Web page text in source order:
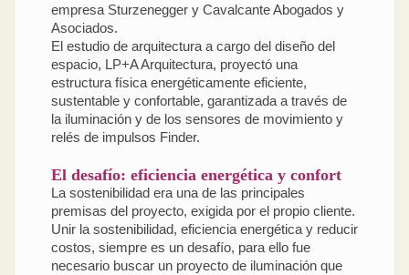
empresa Sturzenegger y Cavalcante Abogados y
Asociados.
El estudio de arquitectura a cargo del diseño del
espacio, LP+A Arquitectura, proyectó una
estructura física energéticamente eficiente,
sustentable y confortable, garantizada a través de
la iluminación y de los sensores de movimiento y
relés de impulsos Finder.
El desafío: eficiencia energética y confort
La sostenibilidad era una de las principales
premisas del proyecto, exigida por el propio cliente.
Unir la sostenibilidad, eficiencia energética y reducir
costos, siempre es un desafío, para ello fue
necesario buscar un proyecto de iluminación que